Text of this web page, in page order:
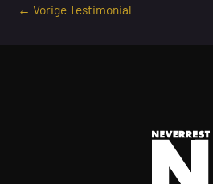
← Vorige Testimonial